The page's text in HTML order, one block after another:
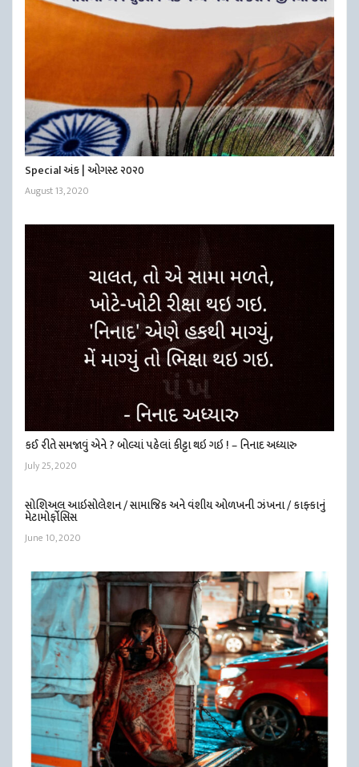
Special અંક | ઓગસ્ટ ૨૦૨૦
August 13, 2020
કઈ રીતે સમજાવું એને ? બોલ્યાં પહેલાં કીટ્ટા થઇ ગઇ ! – નિનાદ અધ્યારુ
July 25, 2020
સોશિઅલ આઇસોલેશન / સામાજિક અને વંશીય ઓળખની ઝંખના / કાફ્કાનું
મેટામોર્ફોસિસ
June 10, 2020